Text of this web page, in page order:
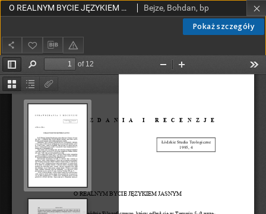
Pokaż szczegóły
O REALNYM BYCIE JĘZYKIEM JASNYM W TROSCE O PRAWDĘ SPRAWOZDANIA I RECENZJE 1995 Bejze, Bohdan, bp